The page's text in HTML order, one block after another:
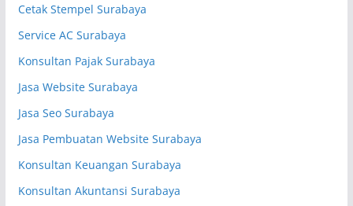
Cetak Stempel Surabaya
Service AC Surabaya
Konsultan Pajak Surabaya
Jasa Website Surabaya
Jasa Seo Surabaya
Jasa Pembuatan Website Surabaya
Konsultan Keuangan Surabaya
Konsultan Akuntansi Surabaya